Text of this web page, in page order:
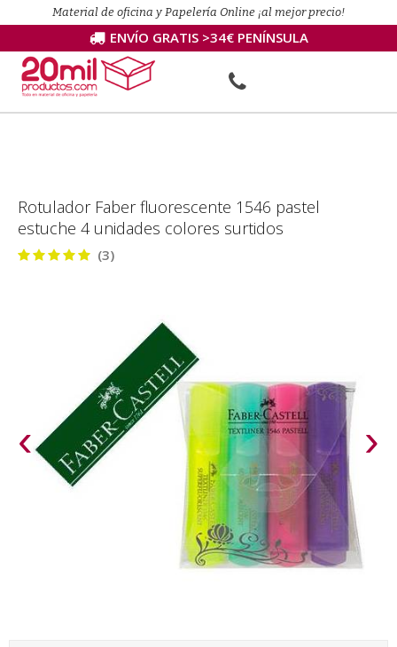
Material de oficina y Papelería Online ¡al mejor precio!
ENVÍO GRATIS >34€ PENÍNSULA
Rotulador Faber fluorescente 1546 pastel
estuche 4 unidades colores surtidos
(3)
‹ ›